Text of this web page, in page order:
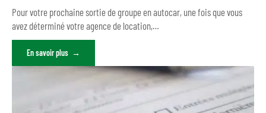
Pour votre prochaine sortie de groupe en autocar, une fois que vous
avez déterminé votre agence de location,…
En savoir plus